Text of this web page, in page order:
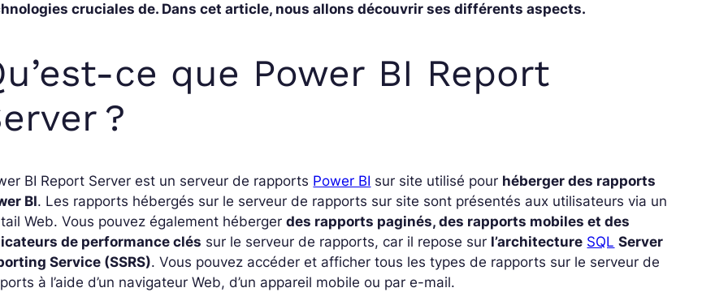
cruciales de. Dans cet article, nous allons découvrir ses différents aspects.
ce que Power BI Report
?
BI Report Server est un serveur de rapports Power BI sur site utilisé pour héberger des rapports
BI. Les rapports hébergés sur le serveur de rapports sur site sont présentés aux utilisateurs via un
Web. Vous pouvez également hébergerdes rapports paginés, des rapports mobiles et des
de performance clés sur le serveur de rapports, car il repose sur l’architecture SQL Server
Service (SSRS). Vous pouvez accéder et afficher tous les types de rapports sur le serveur de
à l’aide d’un navigateur Web, d’un appareil mobile ou par e-mail.